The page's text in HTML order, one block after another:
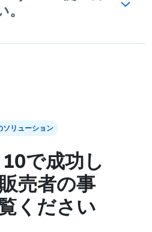
。
ソリューション
で成功し
売者の事
ください